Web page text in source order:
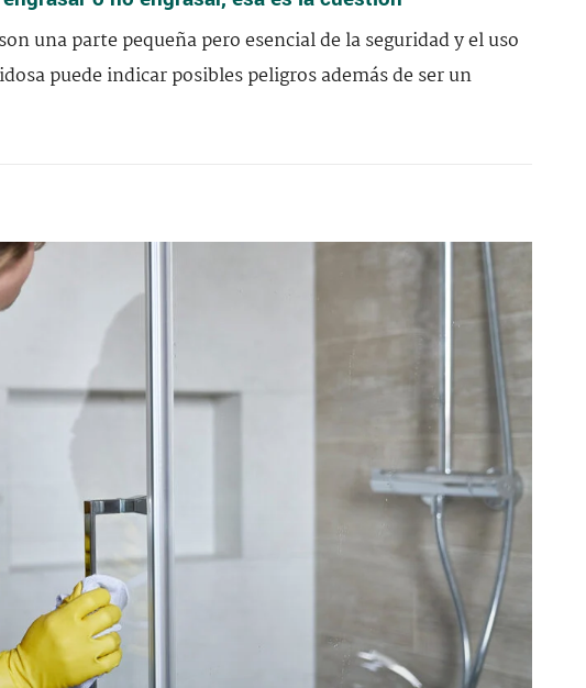
una parte pequeña pero esencial de la seguridad y el uso
puede indicar posibles peligros además de ser un